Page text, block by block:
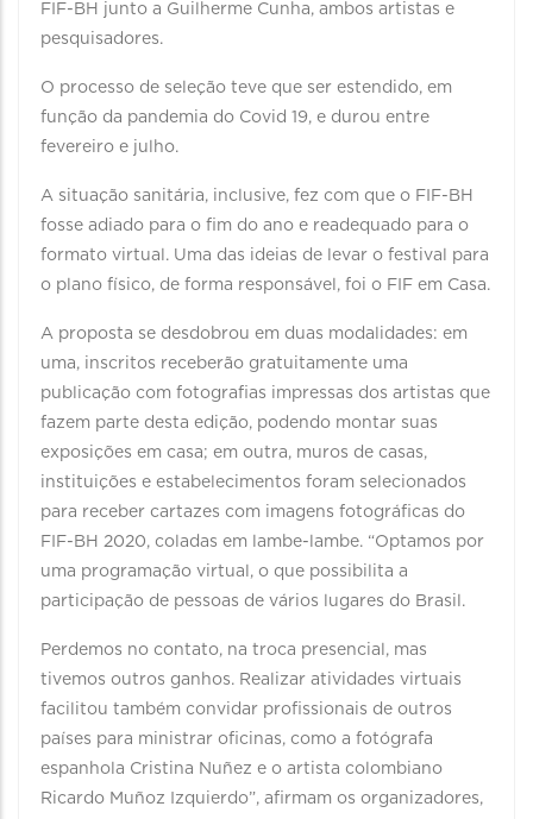
FIF-BH junto a Guilherme Cunha, ambos artistas e
pesquisadores.
O processo de seleção teve que ser estendido, em
função da pandemia do Covid 19, e durou entre
fevereiro e julho.
A situação sanitária, inclusive, fez com que o FIF-BH
fosse adiado para o fim do ano e readequado para o
formato virtual. Uma das ideias de levar o festival para
o plano físico, de forma responsável, foi o FIF em Casa.
A proposta se desdobrou em duas modalidades: em
uma, inscritos receberão gratuitamente uma
publicação com fotografias impressas dos artistas que
fazem parte desta edição, podendo montar suas
exposições em casa; em outra, muros de casas,
instituições e estabelecimentos foram selecionados
para receber cartazes com imagens fotográficas do
FIF-BH 2020, coladas em lambe-lambe. “Optamos por
uma programação virtual, o que possibilita a
participação de pessoas de vários lugares do Brasil.
Perdemos no contato, na troca presencial, mas
tivemos outros ganhos. Realizar atividades virtuais
facilitou também convidar profissionais de outros
países para ministrar oficinas, como a fotógrafa
espanhola Cristina Nuñez e o artista colombiano
Ricardo Muñoz Izquierdo”, afirmam os organizadores,